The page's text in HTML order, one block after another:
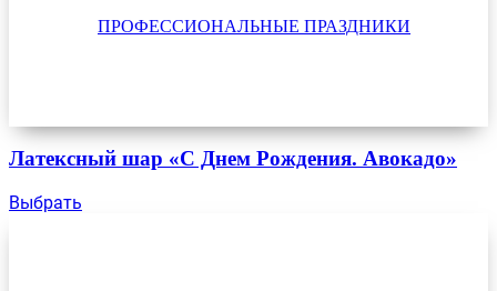
ПРОФЕССИОНАЛЬНЫЕ ПРАЗДНИКИ
Латексный шар «С Днем Рождения. Авокадо»
Выбрать